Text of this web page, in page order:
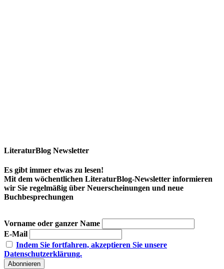
LiteraturBlog Newsletter
Es gibt immer etwas zu lesen!
Mit dem wöchentlichen LiteraturBlog-Newsletter informieren
wir Sie regelmäßig über Neuerscheinungen und neue
Buchbesprechungen
Vorname oder ganzer Name
E-Mail
Indem Sie fortfahren, akzeptieren Sie unsere
Datenschutzerklärung.